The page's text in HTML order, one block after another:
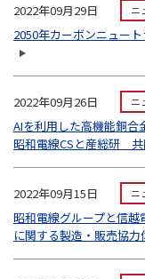
2022年09月29日 ニ
2050年カーボンニュー
2022年09月26日 ニ
AIを利用した高機能銅合
昭和電線CSと産総研
2022年09月15日 ニ
昭和電線グループと信
に関する製造・販売協